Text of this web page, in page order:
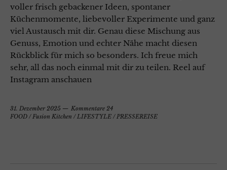
voller frisch gebackener Ideen, spontaner
Küchenmomente, liebevoller Experimente und ganz
viel Austausch mit dir. Genau diese Mischung aus
Genuss, Emotion und echter Nähe macht diesen
Rückblick für mich so besonders. Ich freue mich
sehr, all das noch einmal mit dir zu teilen. Reel auf
Instagram anschauen
31. Dezember 2025
Kommentare 24
FOOD / Fusion Kitchen / LIFESTYLE / PRESSEREISE